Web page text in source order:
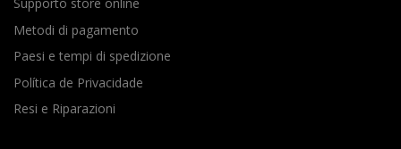
Metodi di pagamento
Paesi e tempi di spedizione
Política de Privacidade
Resi e Riparazioni